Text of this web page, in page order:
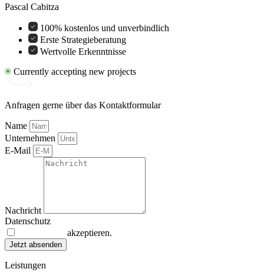
Pascal Cabitza
100% kostenlos und unverbindlich
Erste Strategieberatung
Wertvolle Erkenntnisse
Currently accepting new projects
Anfragen gerne über das Kontaktformular
Name
Unternehmen
E-Mail
Nachricht
Datenschutz
akzeptieren.
Jetzt absenden
Leistungen